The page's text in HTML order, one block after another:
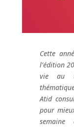
Cette
l’édition
vie au
Atid
pour